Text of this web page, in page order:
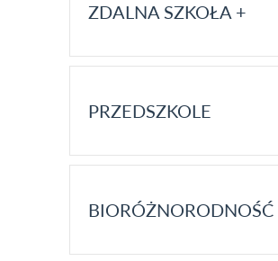
ZDALNA SZKOŁA +
PRZEDSZKOLE
BIORÓŻNORODNOŚĆ